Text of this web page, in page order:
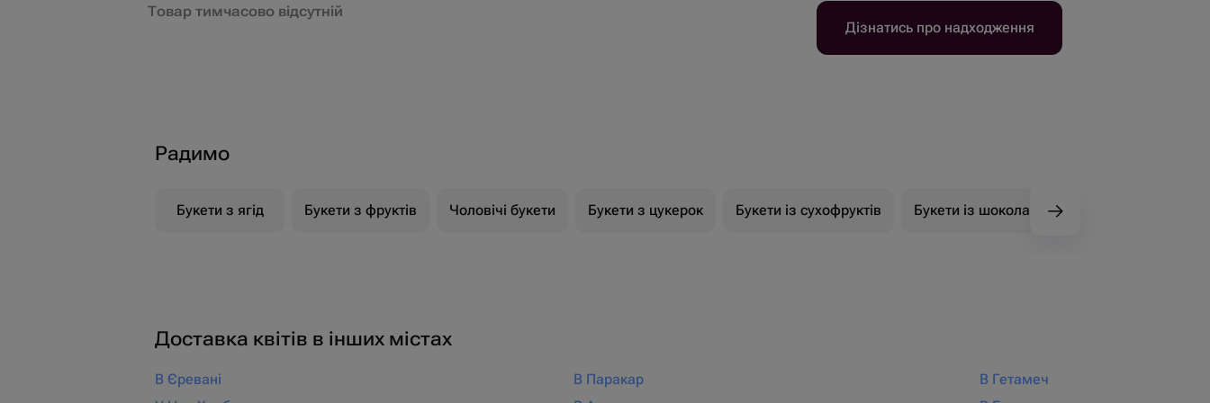
Товар тимчасово відсутній
Дізнатись про надходження
Радимо
Букети з ягід Букети з фруктів Чоловічі букети Букети з цукерок Букети із сухофруктів Букети із шоколадних квітів
Доставка квітів в інших містах
В Єревані
В Паракар
В Гетамеч